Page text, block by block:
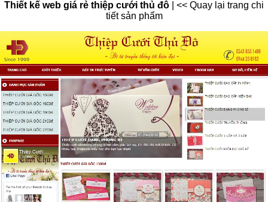
Thiết kế web giá rẻ thiệp cưới thủ đô
<< Quay lại trang chi
tiết sản phẩm